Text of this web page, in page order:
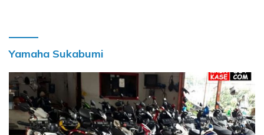
Yamaha Sukabumi